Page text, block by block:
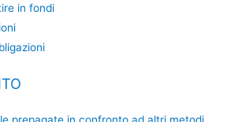
in fondi